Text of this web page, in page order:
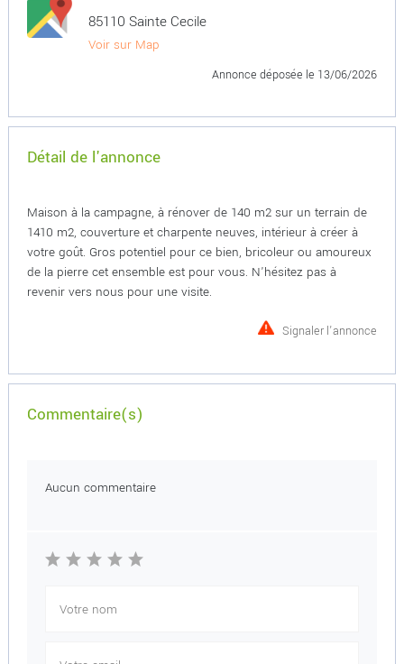
85110 Sainte Cecile
Voir sur Map
Annonce déposée le 13/06/2026
Détail de l'annonce
Maison à la campagne, à rénover de 140 m2 sur un terrain de
1410 m2, couverture et charpente neuves, intérieur à créer à
votre goût. Gros potentiel pour ce bien, bricoleur ou amoureux
de la pierre cet ensemble est pour vous. N'hésitez pas à
revenir vers nous pour une visite.
Signaler l'annonce
Commentaire(s)
Aucun commentaire